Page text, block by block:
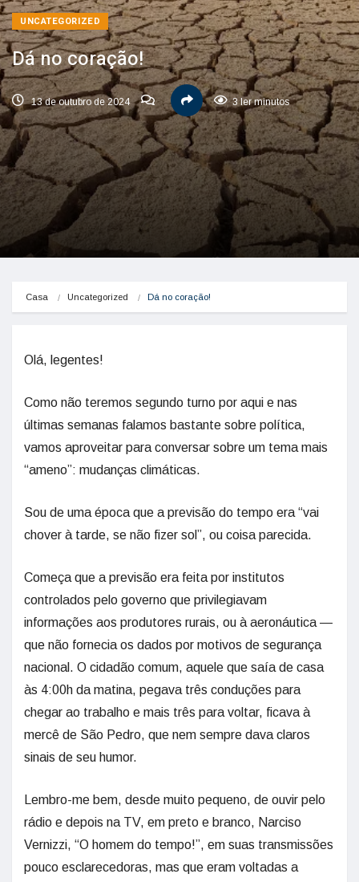
UNCATEGORIZED
Dá no coração!
13 de outubro de 2024 3 ler minutos
Casa Uncategorized Dá no coração!
Olá, legentes!
Como não teremos segundo turno por aqui e nas
últimas semanas falamos bastante sobre política,
vamos aproveitar para conversar sobre um tema mais
“ameno”: mudanças climáticas.
Sou de uma época que a previsão do tempo era “vai
chover à tarde, se não fizer sol”, ou coisa parecida.
Começa que a previsão era feita por institutos
controlados pelo governo que privilegiavam
informações aos produtores rurais, ou à aeronáutica —
que não fornecia os dados por motivos de segurança
nacional. O cidadão comum, aquele que saía de casa
às 4:00h da matina, pegava três conduções para
chegar ao trabalho e mais três para voltar, ficava à
mercê de São Pedro, que nem sempre dava claros
sinais de seu humor.
Lembro-me bem, desde muito pequeno, de ouvir pelo
rádio e depois na TV, em preto e branco, Narciso
Vernizzi, “O homem do tempo!”, em suas transmissões
pouco esclarecedoras, mas que eram voltadas a